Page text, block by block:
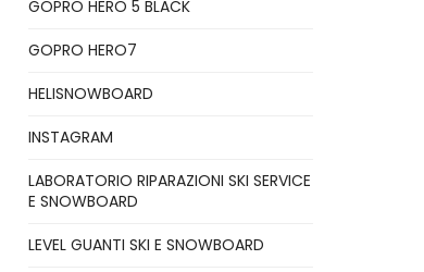
GOPRO HERO 5 BLACK
GOPRO HERO7
HELISNOWBOARD
INSTAGRAM
LABORATORIO RIPARAZIONI SKI SERVICE
E SNOWBOARD
LEVEL GUANTI SKI E SNOWBOARD